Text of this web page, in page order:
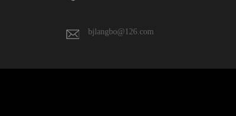
bjlangbo@126.com